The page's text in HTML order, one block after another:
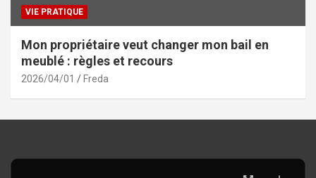
VIE PRATIQUE
Mon propriétaire veut changer mon bail en
meublé : règles et recours
2026/04/01 Freda